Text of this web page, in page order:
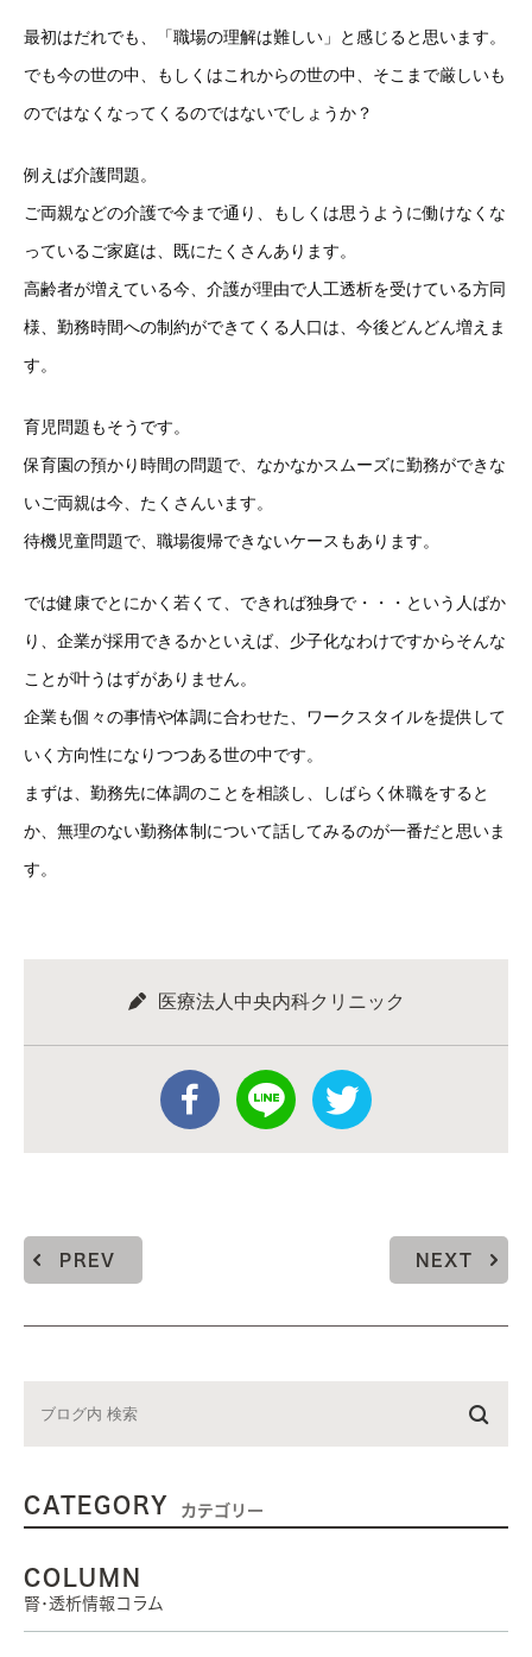
最初はだれでも、「職場の理解は難しい」と感じると思います。
でも今の世の中、もしくはこれからの世の中、そこまで厳しいも
のではなくなってくるのではないでしょうか？
例えば介護問題。
ご両親などの介護で今まで通り、もしくは思うように働けなくな
っているご家庭は、既にたくさんあります。
高齢者が増えている今、介護が理由で人工透析を受けている方同
様、勤務時間への制約ができてくる人口は、今後どんどん増えま
す。
育児問題もそうです。
保育園の預かり時間の問題で、なかなかスムーズに勤務ができな
いご両親は今、たくさんいます。
待機児童問題で、職場復帰できないケースもあります。
では健康でとにかく若くて、できれば独身で・・・という人ばか
り、企業が採用できるかといえば、少子化なわけですからそんな
ことが叶うはずがありません。
企業も個々の事情や体調に合わせた、ワークスタイルを提供して
いく方向性になりつつある世の中です。
まずは、勤務先に体調のことを相談し、しばらく休職をすると
か、無理のない勤務体制について話してみるのが一番だと思いま
す。
医療法人中央内科クリニック
PREV NEXT
CATEGORY カテゴリー
COLUMN
腎･透析情報コラム